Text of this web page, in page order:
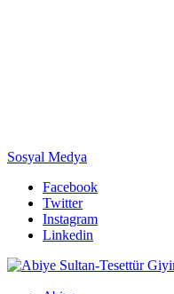
Sosyal Medya
Facebook
Twitter
Instagram
Linkedin